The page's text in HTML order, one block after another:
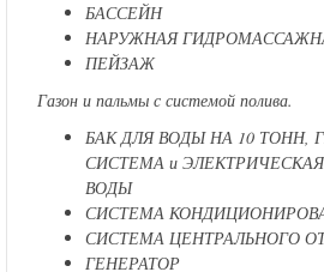
БАССЕЙН
НАРУЖНАЯ
ПЕЙЗАЖ
Газон и пальмы с системой полива.
БАК ДЛЯ ВОДЫ НА 10 ТОНН,
СИСТЕМА и
ВОДЫ
СИСТЕМА
СИСТЕМА ЦЕНТРАЛЬНОГО
ГЕНЕРАТОР